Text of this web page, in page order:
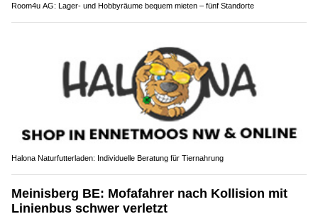
Room4u AG: Lager- und Hobbyräume bequem mieten – fünf Standorte
Halona Naturfutterladen: Individuelle Beratung für Tiernahrung
Meinisberg BE: Mofafahrer nach Kollision mit
Linienbus schwer verletzt